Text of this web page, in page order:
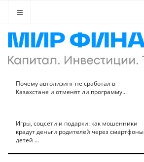
Почему автолизинг не сработал в
Казахстане и отменят ли программу...
Игры, соцсети и подарки: как мошенники
крадут деньги родителей через смартфоны
детей ...